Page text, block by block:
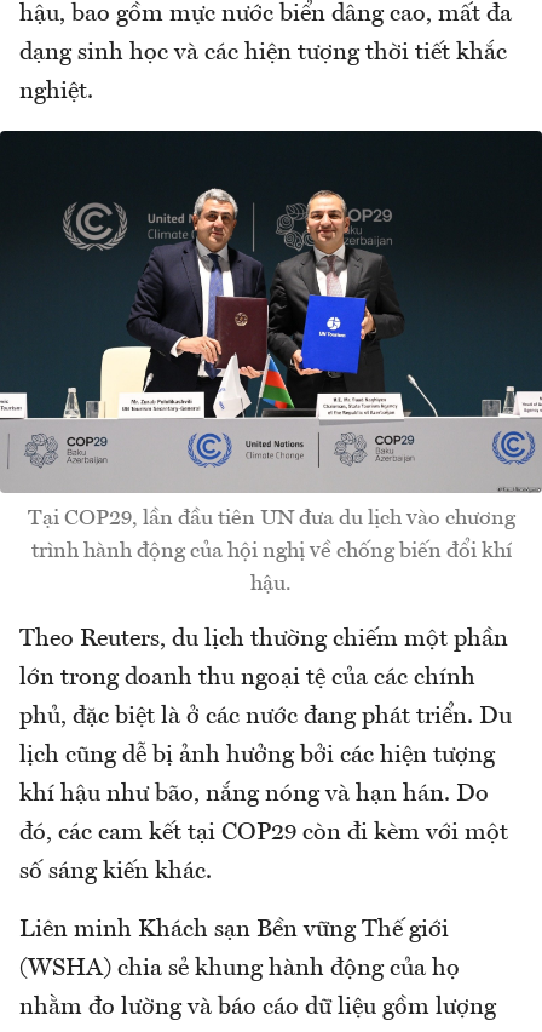
hậu, bao gồm mực nước biển dâng cao, mất đa
dạng sinh học và các hiện tượng thời tiết khắc
nghiệt.
Tại COP29, lần đầu tiên UN đưa du lịch vào chương
trình hành động của hội nghị về chống biến đổi khí
hậu.
Theo Reuters, du lịch thường chiếm một phần
lớn trong doanh thu ngoại tệ của các chính
phủ, đặc biệt là ở các nước đang phát triển. Du
lịch cũng dễ bị ảnh hưởng bởi các hiện tượng
khí hậu như bão, nắng nóng và hạn hán. Do
đó, các cam kết tại COP29 còn đi kèm với một
số sáng kiến khác.
Liên minh Khách sạn Bền vững Thế giới
(WSHA) chia sẻ khung hành động của họ
nhằm đo lường và báo cáo dữ liệu gồm lượng